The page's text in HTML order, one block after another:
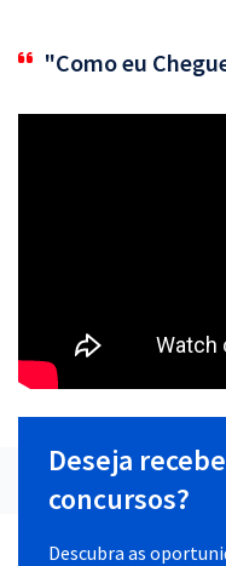
"Como eu
Deseja
concursos?
Descubra as